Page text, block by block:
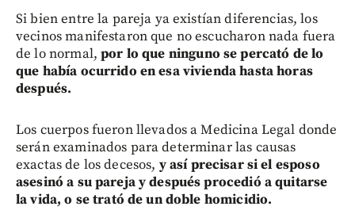
Si bien entre la pareja ya existían diferencias, los
vecinos manifestaron que no escucharon nada fuera
de lo normal,por lo que ninguno se percató de lo
que había ocurrido en esa vivienda hasta horas
después.
Los cuerpos fueron llevados a Medicina Legal donde
serán examinados para determinar las causas
exactas de los decesos, y así precisar si el esposo
asesinó a su pareja y después procedió a quitarse
la vida, o se trató de un doble homicidio.